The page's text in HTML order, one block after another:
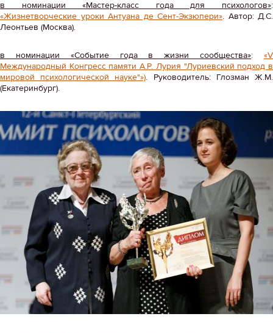
в номинации «Мастер-класс года для психологов»:
«Жизнетворческие уроки Антуана де Сент-Экзюпери». Автор: Д.С.
Леонтьев (Москва).
в номинации «Событие года в жизни сообщества»:«V
Международный Конгресс памяти А.Р. Лурия "Луриевский подход в
мировой психологической науке"»). Руководитель: Глозман Ж.М.
(Екатеринбург).